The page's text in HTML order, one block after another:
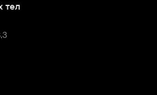
тел